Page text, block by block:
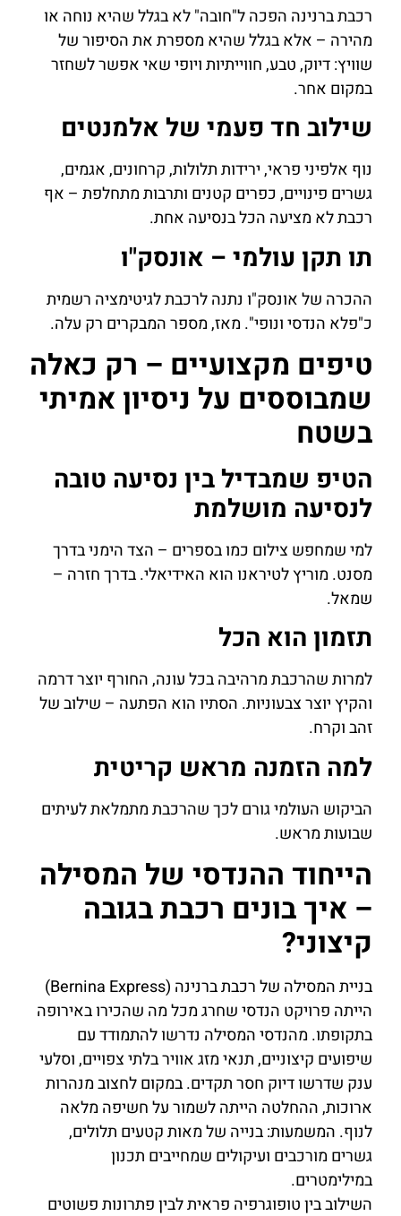
רכבת ברנינה הפכה ל"חובה" לא בגלל שהיא נוחה או
מהירה – אלא בגלל שהיא מספרת את הסיפור של
שוויץ: דיוק, טבע, חווייתיות ויופי שאי אפשר לשחזר
במקום אחר.
שילוב חד פעמי של אלמנטים
נוף אלפיני פראי, ירידות תלולות, קרחונים, אגמים,
גשרים פינויים, כפרים קטנים ותרבות מתחלפת – אף
רכבת לא מציעה הכל בנסיעה אחת.
תו תקן עולמי – אונסק"ו
ההכרה של אונסק"ו נתנה לרכבת לגיטימציה רשמית
כ"פלא הנדסי ונופי". מאז, מספר המבקרים רק עלה.
טיפים מקצועיים – רק כאלה
שמבוססים על ניסיון אמיתי
בשטח
הטיפ שמבדיל בין נסיעה טובה
לנסיעה מושלמת
למי שמחפש צילום כמו בספרים – הצד הימני בדרך
מסנט. מוריץ לטיראנו הוא האידיאלי. בדרך חזרה –
שמאל.
תזמון הוא הכל
למרות שהרכבת מרהיבה בכל עונה, החורף יוצר דרמה
והקיץ יוצר צבעוניות. הסתיו הוא הפתעה – שילוב של
זהב וקרח.
למה הזמנה מראש קריטית
הביקוש העולמי גורם לכך שהרכבת מתמלאת לעיתים
שבועות מראש.
הייחוד ההנדסי של המסילה
– איך בונים רכבת בגובה
קיצוני?
בניית המסילה של רכבת ברנינה (Bernina Express)
הייתה פרויקט הנדסי שחרג מכל מה שהכירו באירופה
בתקופתו. מהנדסי המסילה נדרשו להתמודד עם
שיפועים קיצוניים, תנאי מזג אוויר בלתי צפויים, וסלעי
ענק שדרשו דיוק חסר תקדים. במקום לחצוב מנהרות
ארוכות, ההחלטה הייתה לשמור על חשיפה מלאה
לנוף. המשמעות: בנייה של מאות קטעים תלולים,
גשרים מורכבים ועיקולים שמחייבים תכנון
במילימטרים.
השילוב בין טופוגרפיה פראית לבין פתרונות פשוטים